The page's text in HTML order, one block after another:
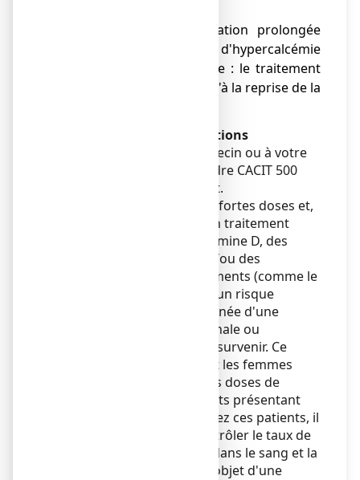
● en cas d’immobilisation prolongée
s'accompagnant d'hypercalcémie
et/ou d'hypercalciurie : le traitement
ne doit être utilisé qu'à la reprise de la
Avertissements et précautions
Adressez-vous à votre médecin ou à votre
pharmacien avant de prendre CACIT 500
mg, comprimé effervescent.
Au cours d'un traitement à fortes doses et,
en particulier, au cours d'un traitement
concomitant avec de la vitamine D, des
diurétiques thiazidiques et/ou des
médicaments ou des nutriments (comme le
lait) contenant du calcium, un risque
d'hypercalcémie accompagnée d'une
altération de la fonction rénale ou
syndrome de Burnett peut survenir. Ce
risque concerne également les femmes
enceintes prenant de fortes doses de
calcium ainsi que les patients présentant
une insuffisance rénale. Chez ces patients, il
est nécessaire de faire contrôler le taux de
calcium dans les urines et dans le sang et la
fonction rénale doit faire l'objet d'une